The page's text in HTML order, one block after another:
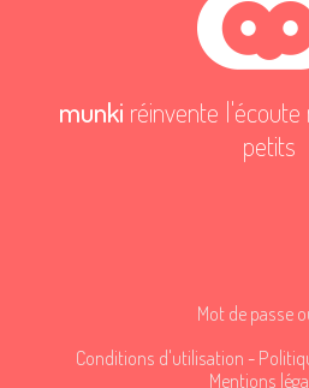
munki réinvente
petits
Mot de passe
Conditions d'utilisation -
Mentions